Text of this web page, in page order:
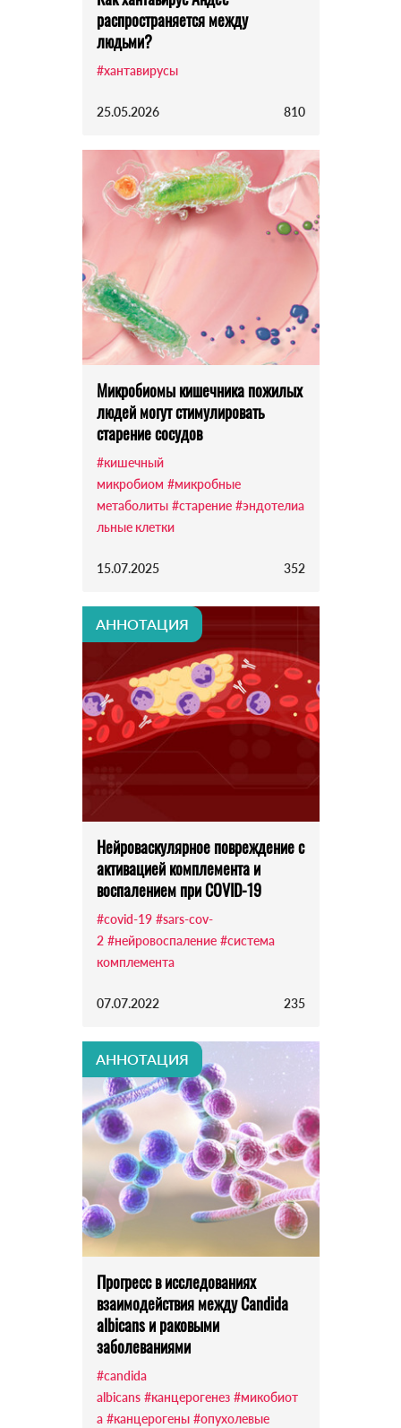
распространяется между
людьми?
#хантавирусы
25.05.2026 810
Микробиомы кишечника пожилых
людей могут стимулировать
старение сосудов
#кишечный
микробиом #микробные
метаболиты #старение #эндотелиа
льные клетки
15.07.2025 352
АННОТАЦИЯ
Нейроваскулярное повреждение с
активацией комплемента и
воспалением при COVID-19
#covid-19 #sars-cov-
2 #нейровоспаление #система
комплемента
07.07.2022 235
АННОТАЦИЯ
Прогресс в исследованиях
взаимодействия между Candida
albicans и раковыми
заболеваниями
#candida
albicans #канцерогенез #микобиот
а #канцерогены #опухолевые